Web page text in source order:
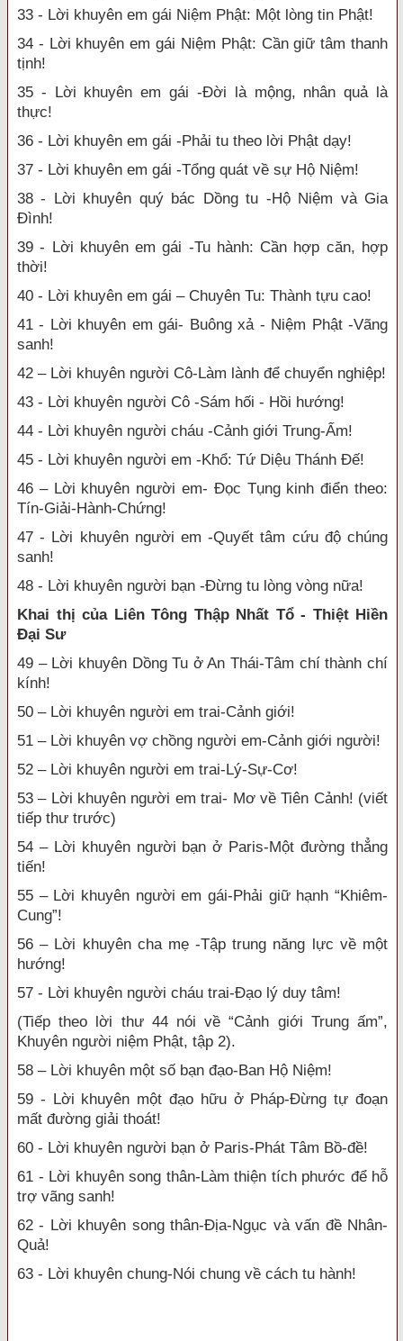
33 - Lời khuyên em gái Niệm Phật: Một lòng tin Phật!
34 - Lời khuyên em gái Niệm Phật: Cần giữ tâm thanh
tịnh!
35 - Lời khuyên em gái -Đời là mộng, nhân quả là
thực!
36 - Lời khuyên em gái -Phải tu theo lời Phật dạy!
37 - Lời khuyên em gái -Tổng quát về sự Hộ Niệm!
38 - Lời khuyên quý bác Dồng tu -Hộ Niệm và Gia
Đình!
39 - Lời khuyên em gái -Tu hành: Cần hợp căn, hợp
thời!
40 - Lời khuyên em gái – Chuyên Tu: Thành tựu cao!
41 - Lời khuyên em gái- Buông xả - Niệm Phật -Vãng
sanh!
42 – Lời khuyên người Cô-Làm lành để chuyển nghiệp!
43 - Lời khuyên người Cô -Sám hối - Hồi hướng!
44 - Lời khuyên người cháu -Cảnh giới Trung-Ấm!
45 - Lời khuyên người em -Khổ: Tứ Diệu Thánh Đế!
46 – Lời khuyên người em- Đọc Tụng kinh điển theo:
Tín-Giải-Hành-Chứng!
47 - Lời khuyên người em -Quyết tâm cứu độ chúng
sanh!
48 - Lời khuyên người bạn -Đừng tu lòng vòng nữa!
Khai thị của Liên Tông Thập Nhất Tổ - Thiệt Hiền
Đại Sư
49 – Lời khuyên Dồng Tu ở An Thái-Tâm chí thành chí
kính!
50 – Lời khuyên người em trai-Cảnh giới!
51 – Lời khuyên vợ chồng người em-Cảnh giới người!
52 – Lời khuyên người em trai-Lý-Sự-Cơ!
53 – Lời khuyên người em trai- Mơ về Tiên Cảnh! (viết
tiếp thư trước)
54 – Lời khuyên người bạn ở Paris-Một đường thẳng
tiến!
55 – Lời khuyên người em gái-Phải giữ hạnh “Khiêm-
Cung”!
56 – Lời khuyên cha mẹ -Tập trung năng lực về một
hướng!
57 - Lời khuyên người cháu trai-Đạo lý duy tâm!
(Tiếp theo lời thư 44 nói về “Cảnh giới Trung ấm”,
Khuyên người niệm Phật, tập 2).
58 – Lời khuyên một số bạn đạo-Ban Hộ Niệm!
59 - Lời khuyên một đạo hữu ở Pháp-Đừng tự đoạn
mất đường giải thoát!
60 - Lời khuyên người bạn ở Paris-Phát Tâm Bồ-đề!
61 - Lời khuyên song thân-Làm thiện tích phước để hỗ
trợ vãng sanh!
62 - Lời khuyên song thân-Địa-Ngục và vấn đề Nhân-
Quả!
63 - Lời khuyên chung-Nói chung về cách tu hành!